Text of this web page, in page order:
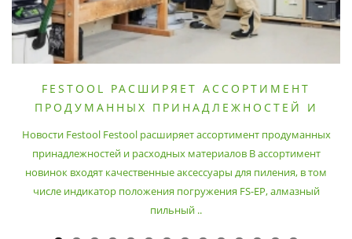
FESTOOL РАСШИРЯЕТ АССОРТИМЕНТ
ПРОДУМАННЫХ ПРИНАДЛЕЖНОСТЕЙ И
Новости Festool Festool расширяет ассортимент продуманных
принадлежностей и расходных материалов В ассортимент
новинок входят качественные аксессуары для пиления, в том
числе индикатор положения погружения FS-EP, алмазный
пильный ..